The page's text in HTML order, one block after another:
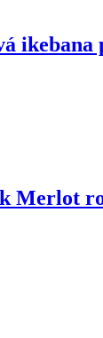
Merlot